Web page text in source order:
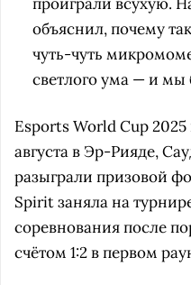
объяснил, почему
чуть-чуть
светлого ума — и мы
Esports World Cup
августа в Эр-Рияде,
разыграли призовой
Spirit заняла на
соревнования после
счётом 1:2 в первом